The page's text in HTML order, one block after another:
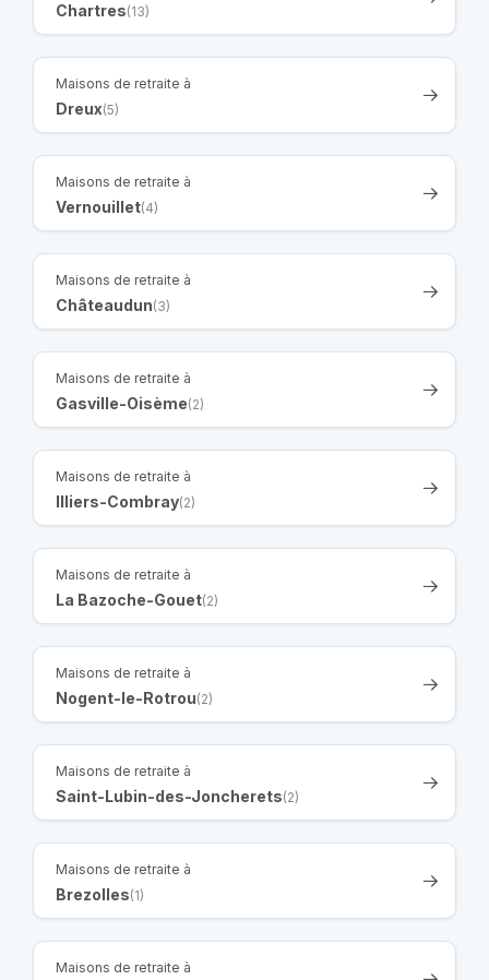
Chartres(13)
Maisons de retraite à
Dreux(5)
Maisons de retraite à
Vernouillet(4)
Maisons de retraite à
Châteaudun(3)
Maisons de retraite à
Gasville-Oisème(2)
Maisons de retraite à
Illiers-Combray(2)
Maisons de retraite à
La Bazoche-Gouet(2)
Maisons de retraite à
Nogent-le-Rotrou(2)
Maisons de retraite à
Saint-Lubin-des-Joncherets(2)
Maisons de retraite à
Brezolles(1)
Maisons de retraite à